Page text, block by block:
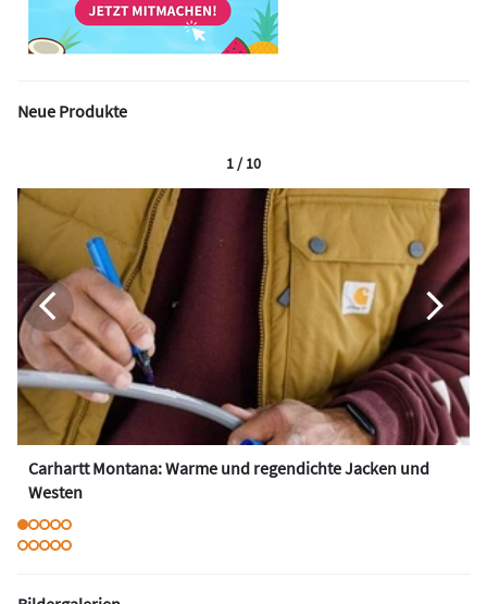
Neue Produkte
Carhartt Montana: Warme und regendichte Jacken und
Westen
1 / 10